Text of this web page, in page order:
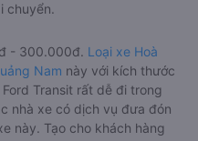
chuyển.
- 300.000đ. Loại xe Hoà
Nam này với kích thước
Transit rất dễ đi trong
nhà xe có dịch vụ đưa đón
này. Tạo cho khách hàng